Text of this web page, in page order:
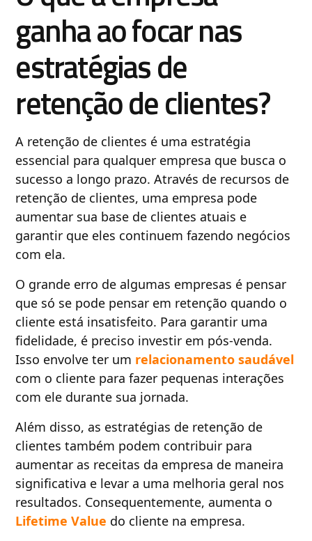
ganha ao focar nas
estratégias de
retenção de clientes?
A retenção de clientes é uma estratégia
essencial para qualquer empresa que busca o
sucesso a longo prazo. Através de recursos de
retenção de clientes, uma empresa pode
aumentar sua base de clientes atuais e
garantir que eles continuem fazendo negócios
com ela.
O grande erro de algumas empresas é pensar
que só se pode pensar em retenção quando o
cliente está insatisfeito. Para garantir uma
fidelidade, é preciso investir em pós-venda.
Isso envolve ter um relacionamento saudável
com o cliente para fazer pequenas interações
com ele durante sua jornada.
Além disso, as estratégias de retenção de
clientes também podem contribuir para
aumentar as receitas da empresa de maneira
significativa e levar a uma melhoria geral nos
resultados. Consequentemente, aumenta o
Lifetime Value do cliente na empresa.